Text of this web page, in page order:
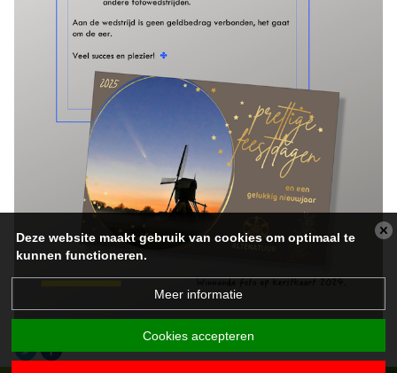
Deze website maakt gebruik van cookies om optimaal te
kunnen functioneren.
Meer informatie
Cookies accepteren